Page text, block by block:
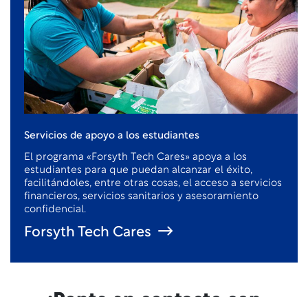
Servicios de apoyo a los estudiantes
El programa «Forsyth Tech Cares» apoya a los
estudiantes para que puedan alcanzar el éxito,
facilitándoles, entre otras cosas, el acceso a servicios
financieros, servicios sanitarios y asesoramiento
confidencial.
Forsyth Tech Cares